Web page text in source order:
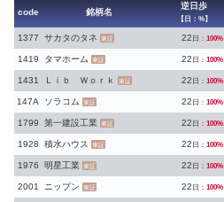
code 銘柄名
逆日歩
【日：%】
1377
サカタのタネ 東証 22 日： 100%
1419 タマホーム 東証 22 日： 100%
1431 Ｌｉｂ Ｗｏｒｋ 東証 22 日： 100%
147A ソラコム 東証 22 日： 100%
1799 第一建設工業 東証 22 日： 100%
1928 積水ハウス 東証 22 日： 100%
1976 明星工業 東証 22 日： 100%
2001 ニップン 東証 22 日： 100%